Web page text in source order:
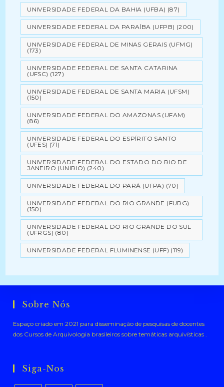
UNIVERSIDADE FEDERAL DA BAHIA (UFBA) (87)
UNIVERSIDADE FEDERAL DA PARAÍBA (UFPB) (200)
UNIVERSIDADE FEDERAL DE MINAS GERAIS (UFMG)
(173)
UNIVERSIDADE FEDERAL DE SANTA CATARINA
(UFSC) (127)
UNIVERSIDADE FEDERAL DE SANTA MARIA (UFSM)
(150)
UNIVERSIDADE FEDERAL DO AMAZONAS (UFAM)
(86)
UNIVERSIDADE FEDERAL DO ESPÍRITO SANTO
(UFES) (71)
UNIVERSIDADE FEDERAL DO ESTADO DO RIO DE
JANEIRO (UNIRIO) (240)
UNIVERSIDADE FEDERAL DO PARÁ (UFPA) (70)
UNIVERSIDADE FEDERAL DO RIO GRANDE (FURG)
(150)
UNIVERSIDADE FEDERAL DO RIO GRANDE DO SUL
(UFRGS) (80)
UNIVERSIDADE FEDERAL FLUMINENSE (UFF) (119)
Sobre Nós
Espaço criado em 2021 para disseminação de pesquisas de docentes
dos Cursos de Arquivologia brasileiros sobre temáticas arquivísticas .
Siga-Nos